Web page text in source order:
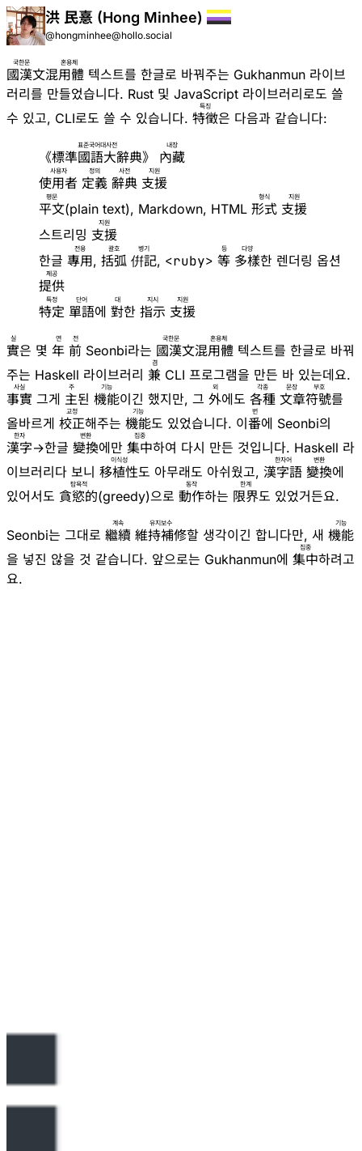
洪 民憙 (Hong Minhee)
@hongminhee@hollo.social
國漢文混用體
국한문 혼용체
텍스트를 한글로 바꿔주는 Gukhanmun 라이브
러리를 만들었습니다. Rust 및 JavaScript 라이브러리로도 쓸
수 있고, CLI로도 쓸 수 있습니다. 特徵
특징
은 다음과 같습니다:
《標準國語大辭典
표준국어대사전
》 內藏
내장
使用者
사용자
定義
정의
辭典
사전
支援
지원
平文
평문
(plain text), Markdown, HTML 形式
형식
支援
지원
스트리밍 支援
지원
한글 專用
전용
, 括弧
괄호
倂記
병기
, <ruby> 等
등
多樣
다양
한 렌더링 옵션
提供
제공
特定
특정
單語
단어
에 對
대
한 指示
지시
支援
지원
實
실
은 몇 年
연
前
전
Seonbi라는 國漢文混用體
국한문 혼용체
텍스트를 한글로 바꿔
주는 Haskell 라이브러리 兼
겸
CLI 프로그램을 만든 바 있는데요.
事實
사실
그게 主
주
된 機能
기능
이긴 했지만, 그 外
외
에도 各種
각종
文章符號
문장 부호
를
올바르게 校正
교정
해주는 機能
기능
도 있었습니다. 이 番
번
에 Seonbi의
漢字
한자
→한글 變換
변환
에만 集中
집중
하여 다시 만든 것입니다. Haskell 라
이브러리다 보니 移植性
이식성
도 아무래도 아쉬웠고, 漢字語
한자어
變換
변환
에
있어서도 貪慾的
탐욕적
(greedy)으로 動作
동작
하는 限界
한계
도 있었거든요.
Seonbi는 그대로 繼續
계속
維持補修
유지보수
할 생각이긴 합니다만, 새 機能
기능
을 넣진 않을 것 같습니다. 앞으로는 Gukhanmun에 集中
집중
하려고
요.